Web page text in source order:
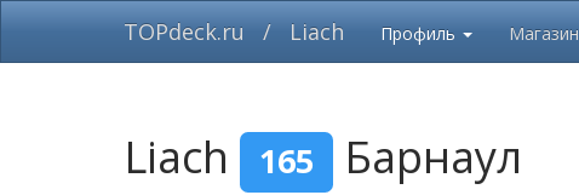
TOPdeck.ru / Liach Профиль Магазин
Liach 165 Барнаул